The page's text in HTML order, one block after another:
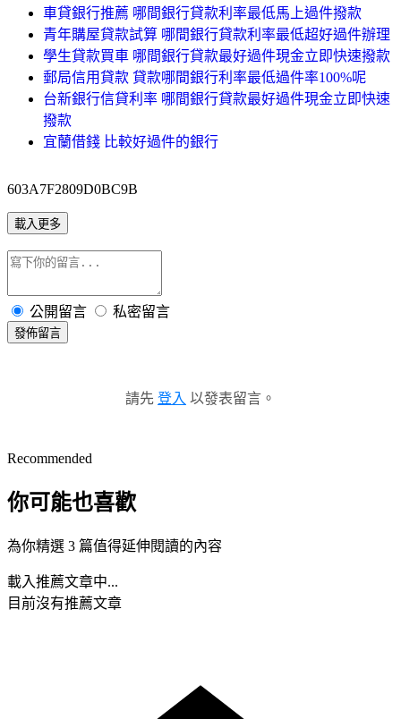
車貸銀行推薦 哪間銀行貸款利率最低馬上過件撥款
青年購屋貸款試算 哪間銀行貸款利率最低超好過件辦理
學生貸款買車 哪間銀行貸款最好過件現金立即快速撥款
郵局信用貸款 貸款哪間銀行利率最低過件率100%呢
台新銀行信貸利率 哪間銀行貸款最好過件現金立即快速
撥款
宜蘭借錢 比較好過件的銀行
603A7F2809D0BC9B
載入更多
公開留言 私密留言
發佈留言
請先 登入 以發表留言。
Recommended
你可能也喜歡
為你精選 3 篇值得延伸閱讀的內容
載入推薦文章中...
目前沒有推薦文章